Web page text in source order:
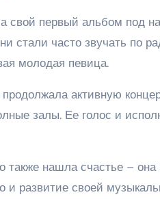
свой первый альбом под
стали часто звучать по
молодая певица.
активную
залы. Ее голос и
нашла счастье –
и развитие своей